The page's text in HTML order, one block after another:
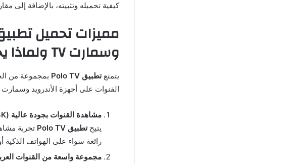
كيفية تحميله وتثبيته، بالإضافة إلى
وسمارت TV ولماذا يجب أن تجربه؟
يتمتعتطبيق Polo TV
بمجموعة من
القنوات على أجهزة الأندرويد وسمارت TV. إليك أهم المزايا التي تجعل هذا التطبيق يستحق التحميل:
مشاهدة القنوات بجودة عالية (HD/FHD/4K)
يتيحتطبيق Polo TV
تجربة
رائعة سواء على الهواتف الذكية
مجموعة واسعة من القنوات